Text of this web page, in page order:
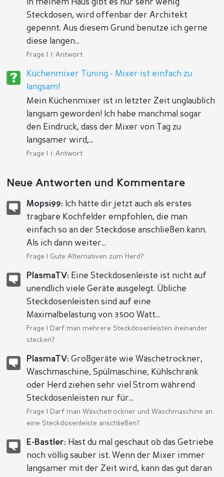
In meinem Haus gibt es nur sehr wenig
Steckdosen, wird offenbar der Architekt
gepennt. Aus diesem Grund benutze ich gerne
diese langen...
Frage | 1 Antwort
Küchenmixer Tuning - Mixer ist einfach zu
langsam!
Mein Küchenmixer ist in letzter Zeit unglaublich
langsam geworden! Ich habe manchmal sogar
den Eindruck, dass der Mixer von Tag zu
langsamer wird,...
Frage | 1 Antwort
Neue Antworten und Kommentare
Mopsi99: Ich hätte dir jetzt auch als erstes
tragbare Kochfelder empfohlen, die man
einfach so an der Steckdose anschließen kann.
Als ich dann weiter...
Frage | Gute Alternativen zum Herd?
PlasmaTV: Eine Steckdosenleiste ist nicht auf
unendlich viele Geräte ausgelegt. Übliche
Steckdosenleisten sind auf eine
Maximalbelastung von 3500 Watt...
Frage |
Darf man mehrere Steckdosenleisten ineinander
stecken?
PlasmaTV: Großgeräte wie Wäschetrockner,
Waschmaschine, Spülmaschine, Kühlschrank
oder Herd ziehen sehr viel Strom während
Steckdosenleisten nur für...
Frage |
Darf man Wäschetrockner und Waschmaschine an
eine Steckdosenleiste anschließen?
E-Bastler: Hast du mal geschaut ob das Getriebe
noch völlig sauber ist. Wenn der Mixer immer
langsamer mit der Zeit wird, kann das gut daran